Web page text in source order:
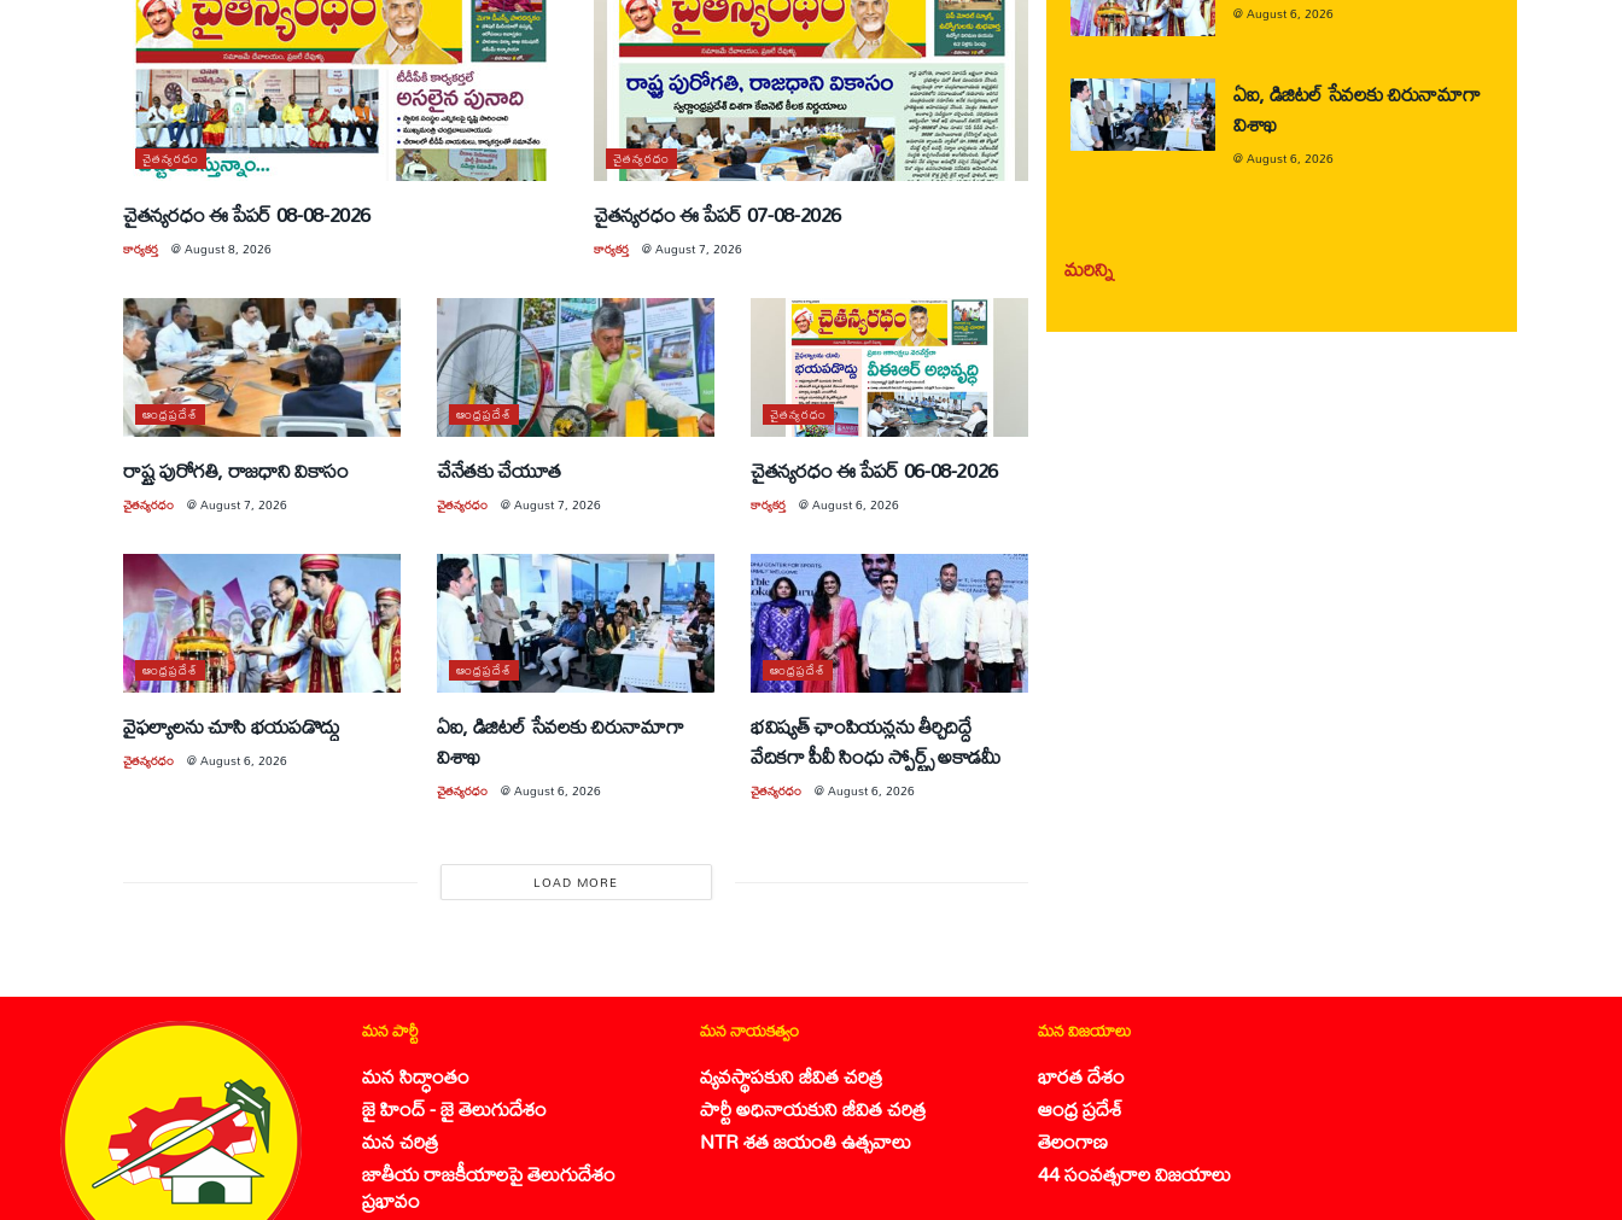
చైతన్యరధం
చైతన్యరధం ఈ పేపర్ 08-08-2026
కార్యకర్త @August 8, 2026
చైతన్యరధం
చైతన్యరధం ఈ పేపర్ 07-08-2026
కార్యకర్త @August 7, 2026
ఆంధ్రప్రదేశ్
రాష్ట్ర పురోగతి, రాజధాని వికాసం
చైతన్యరధం @August 7, 2026
ఆంధ్రప్రదేశ్
చేనేతకు చేయూత
చైతన్యరధం @August 7, 2026
చైతన్యరధం
చైతన్యరధం ఈ పేపర్ 06-08-2026
కార్యకర్త @August 6, 2026
ఆంధ్రప్రదేశ్
వైఫల్యాలను చూసి భయపడొద్దు
చైతన్యరధం @August 6, 2026
ఆంధ్రప్రదేశ్
ఏఐ, డిజిటల్ సేవలకు చిరునామాగా
విశాఖ
చైతన్యరధం @August 6, 2026
ఆంధ్రప్రదేశ్
భవిష్యత్ ఛాంపియన్లను తీర్చిదిద్దే
వేదికగా పీవీ సింధు స్పోర్ట్స్ అకాడమీ
చైతన్యరధం @August 6, 2026
LOAD MORE
@August 6, 2026
ఏఐ, డిజిటల్ సేవలకు చిరునామాగా
విశాఖ
@August 6, 2026
మరిన్ని
మన పార్టీ
మన సిద్ధాంతం
జై హింద్ - జై తెలుగుదేశం
మన చరిత్ర
జాతీయ రాజకీయాలపై తెలుగుదేశం
ప్రభావం
మన నాయకత్వం
వ్యవస్థాపకుని జీవిత చరిత్ర
పార్టీ అధినాయకుని జీవిత చరిత్ర
NTR శత జయంతి ఉత్సవాలు
మన విజయాలు
భారత దేశం
ఆంధ్ర ప్రదేశ్
తెలంగాణ
44 సంవత్సరాల విజయాలు